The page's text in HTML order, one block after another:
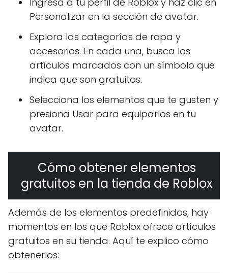
Personalizar en la sección de avatar.
Explora las categorías de ropa y
accesorios. En cada una, busca los
artículos marcados con un símbolo que
indica que son gratuitos.
Selecciona los elementos que te gusten y
presiona Usar para equiparlos en tu
avatar.
Cómo obtener elementos
gratuitos en la tienda de Roblox
Además de los elementos predefinidos, hay
momentos en los que Roblox ofrece artículos
gratuitos en su tienda. Aquí te explico cómo
obtenerlos: